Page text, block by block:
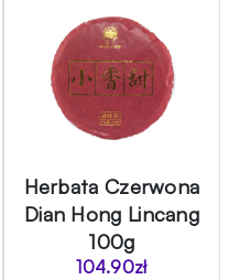
Herbata Czerwona
Dian Hong Lincang
100g
104.90zł